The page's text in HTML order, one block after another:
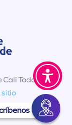
Todos los
sitio